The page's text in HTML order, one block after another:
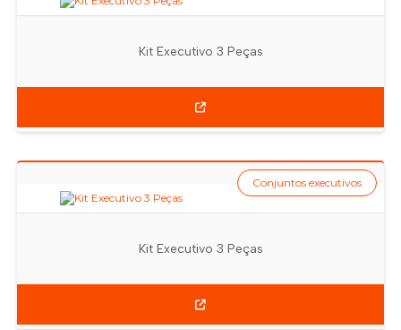
Kit Executivo 3 Peças
Kit Executivo 3 Peças
Conjuntos executivos